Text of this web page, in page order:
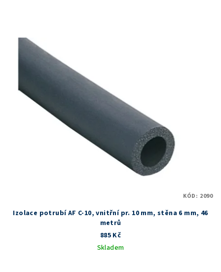
Izolace potrubí AF C-10, vnitřní pr. 10 mm, stěna 6 mm, 46
metrů
885 Kč
Skladem
KÓD: 2090